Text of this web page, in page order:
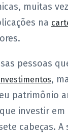
muitas
na
pessoas
,
patrimônio
investir em
cabeças. A